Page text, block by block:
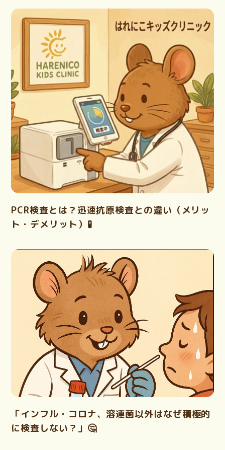
PCR検査とは？迅速抗原検査との違い（メリッ
ト・デメリット）🧪
「インフル・コロナ、溶連菌以外はなぜ積極的
に検査しない？」🤔